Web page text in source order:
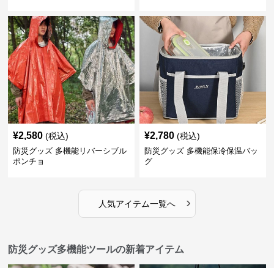
¥2,580 (税込)
防災グッズ 多機能リバーシブル
ポンチョ
¥2,780 (税込)
防災グッズ 多機能保冷保温バッ
グ
人気アイテム一覧へ ›
防災グッズ多機能ツールの新着アイテム